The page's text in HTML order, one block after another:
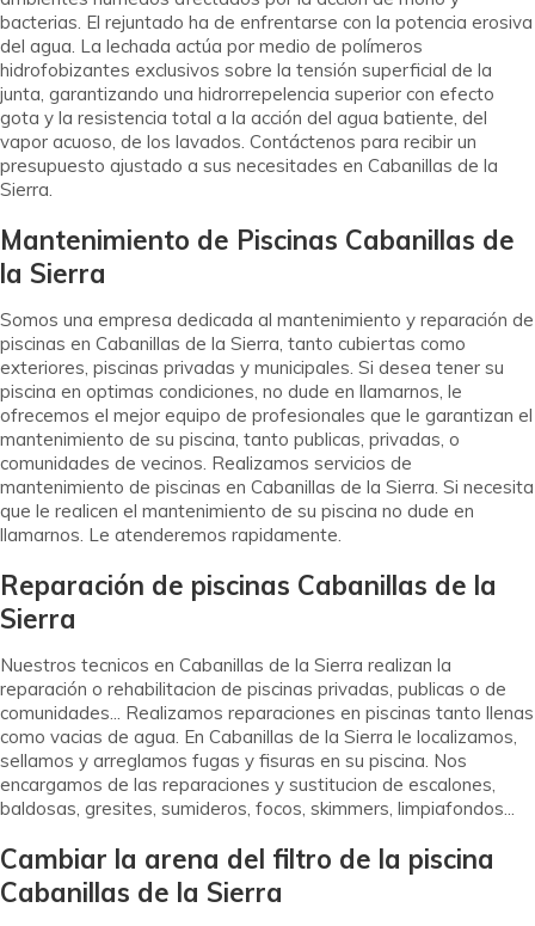
bacterias. El rejuntado ha de enfrentarse con la potencia erosiva
del agua. La lechada actúa por medio de polímeros
hidrofobizantes exclusivos sobre la tensión superficial de la
junta, garantizando una hidrorrepelencia superior con efecto
gota y la resistencia total a la acción del agua batiente, del
vapor acuoso, de los lavados. Contáctenos para recibir un
presupuesto ajustado a sus necesitades en Cabanillas de la
Sierra.
Mantenimiento de Piscinas Cabanillas de
la Sierra
Somos una empresa dedicada al mantenimiento y reparación de
piscinas en Cabanillas de la Sierra, tanto cubiertas como
exteriores, piscinas privadas y municipales. Si desea tener su
piscina en optimas condiciones, no dude en llamarnos, le
ofrecemos el mejor equipo de profesionales que le garantizan el
mantenimiento de su piscina, tanto publicas, privadas, o
comunidades de vecinos. Realizamos servicios de
mantenimiento de piscinas en Cabanillas de la Sierra. Si necesita
que le realicen el mantenimiento de su piscina no dude en
llamarnos. Le atenderemos rapidamente.
Reparación de piscinas Cabanillas de la
Sierra
Nuestros tecnicos en Cabanillas de la Sierra realizan la
reparación o rehabilitacion de piscinas privadas, publicas o de
comunidades... Realizamos reparaciones en piscinas tanto llenas
como vacias de agua. En Cabanillas de la Sierra le localizamos,
sellamos y arreglamos fugas y fisuras en su piscina. Nos
encargamos de las reparaciones y sustitucion de escalones,
baldosas, gresites, sumideros, focos, skimmers, limpiafondos...
Cambiar la arena del filtro de la piscina
Cabanillas de la Sierra